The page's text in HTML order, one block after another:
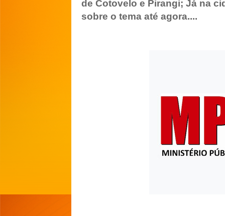
de Cotovelo e Pirangi; Já na
sobre o tema até agora....